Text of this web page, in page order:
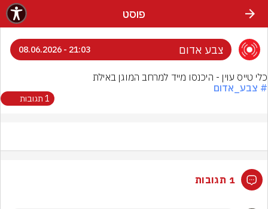
פוסט
צבע אדום 21:03 - 08.06.2026
כלי טייס עוין - היכנסו מייד למרחב המוגן באילת
# צבע_אדום
1 תגובות
1 תגובות